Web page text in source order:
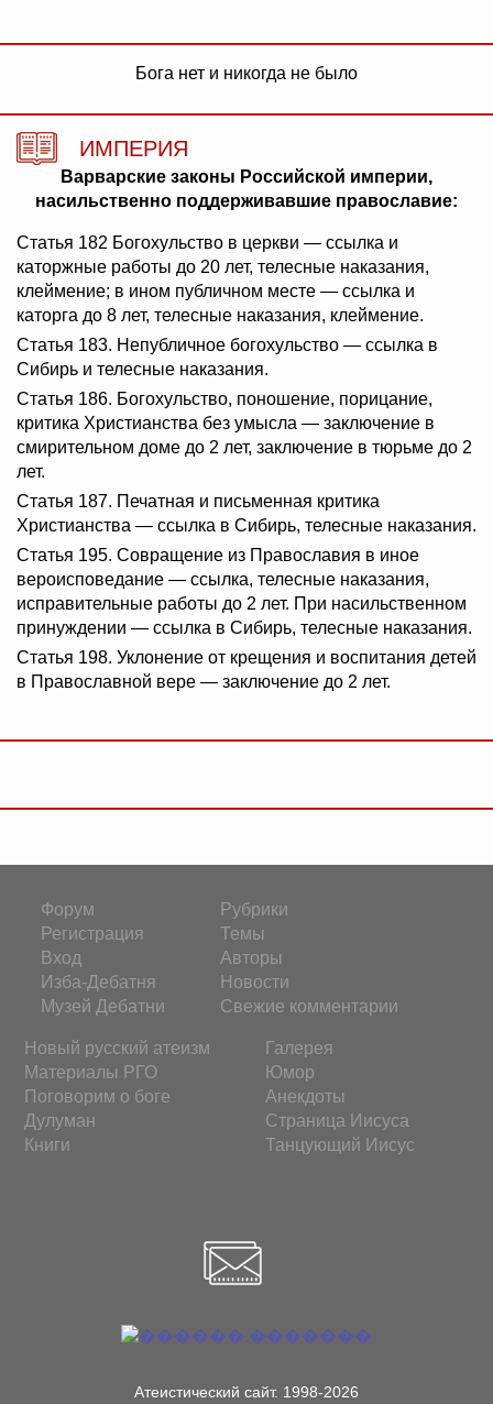
Бога нет и никогда не было
ИМПЕРИЯ
Варварские законы Российской империи,
насильственно поддерживавшие православие:
Статья 182 Богохульство в церкви — ссылка и
каторжные работы до 20 лет, телесные наказания,
клеймение; в ином публичном месте — ссылка и
каторга до 8 лет, телесные наказания, клеймение.
Статья 183. Непубличное богохульство — ссылка в
Сибирь и телесные наказания.
Статья 186. Богохульство, поношение, порицание,
критика Христианства без умысла — заключение в
смирительном доме до 2 лет, заключение в тюрьме до 2
лет.
Статья 187. Печатная и письменная критика
Христианства — ссылка в Сибирь, телесные наказания.
Статья 195. Совращение из Православия в иное
вероисповедание — ссылка, телесные наказания,
исправительные работы до 2 лет. При насильственном
принуждении — ссылка в Сибирь, телесные наказания.
Статья 198. Уклонение от крещения и воспитания детей
в Православной вере — заключение до 2 лет.
Форум
Регистрация
Вход
Изба-Дебатня
Музей Дебатни
Рубрики
Темы
Авторы
Новости
Свежие комментарии
Новый русский атеизм
Материалы РГО
Поговорим о боге
Дулуман
Книги
Галерея
Юмор
Анекдоты
Страница Иисуса
Танцующий Иисус
Атеистический сайт. 1998-2026